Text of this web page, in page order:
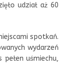
udział aż 60
spotkań.
wydarzeń
uśmiechu,